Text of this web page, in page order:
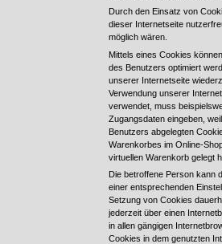
Durch den Einsatz von
dieser Internetseite
möglich wären.
Mittels eines Cookies
des Benutzers optimiert
unserer Internetseite
Verwendung unserer
verwendet, muss
Zugangsdaten eingeben,
Benutzers abgelegten
Warenkorbes im Online-
virtuellen Warenkorb gelegt
Die betroffene Person kann
einer entsprechenden
Setzung von Cookies
jederzeit über einen
in allen gängigen
Cookies in dem genutzten